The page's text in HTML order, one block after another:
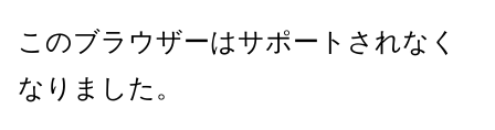
メ
ン
このブラウザーはサポートされなく
なりました。